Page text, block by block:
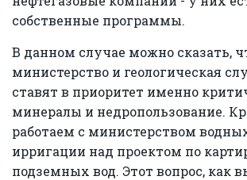
собственные программы.
В данном случае можно сказать,
министерство и геологическая
ставят в приоритет именно
минералы и недропользование.
работаем с министерством
ирригации над проектом по
подземных вод. Этот вопрос, как